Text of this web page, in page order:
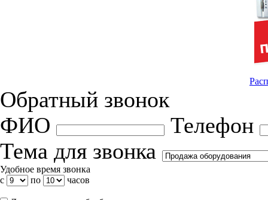
Обратный звонок
ФИО
Телефон
Тема для звонка
Удобное время звонка
с
по часов